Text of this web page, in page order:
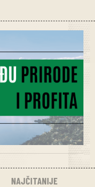
NAJČITANIJE